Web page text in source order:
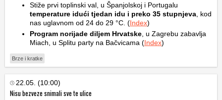
Stiže prvi toplinski val, u Španjolskoj i Portugalu
temperature idući tjedan idu i preko 35 stupnjeva , kod
nas uglavnom od 24 do 29 °C. (Index)
Program norijade diljem Hrvatske , u Zagrebu zabavlja
Miach, u Splitu party na Bačvicama (Index)
Brze i kratke
22.05. (10:00)
Nisu bezveze snimali sve te ulice